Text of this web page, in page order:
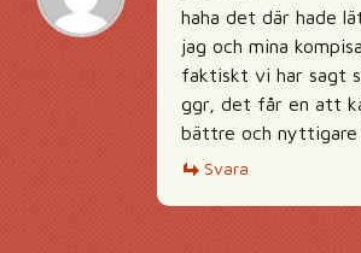
haha det där hade
jag och mina
faktiskt vi har sagt
ggr, det får en att
bättre och nyttigare
Svara